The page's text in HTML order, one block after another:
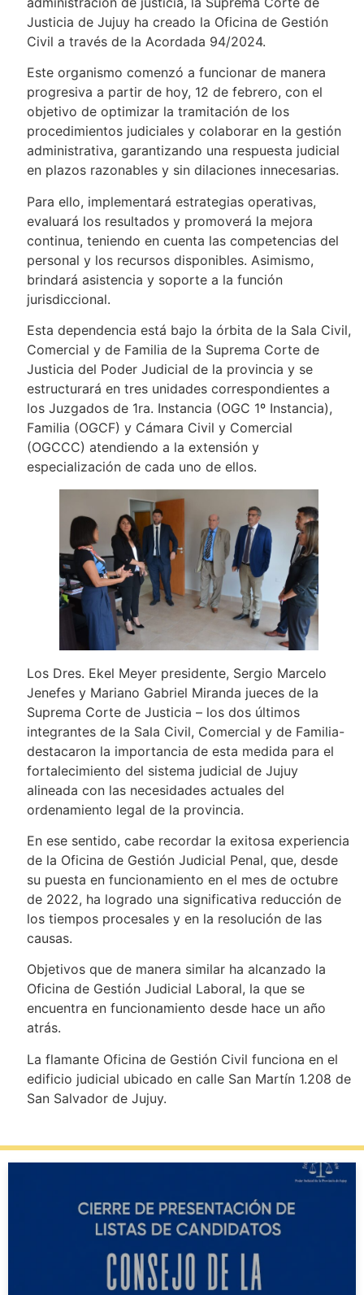
Justicia de Jujuy ha creado la Oficina de Gestión
Civil a través de la Acordada 94/2024.
Este organismo comenzó a funcionar de manera
progresiva a partir de hoy, 12 de febrero, con el
objetivo de optimizar la tramitación de los
procedimientos judiciales y colaborar en la gestión
administrativa, garantizando una respuesta judicial
en plazos razonables y sin dilaciones innecesarias.
Para ello, implementará estrategias operativas,
evaluará los resultados y promoverá la mejora
continua, teniendo en cuenta las competencias del
personal y los recursos disponibles. Asimismo,
brindará asistencia y soporte a la función
jurisdiccional.
Esta dependencia está bajo la órbita de la Sala Civil,
Comercial y de Familia de la Suprema Corte de
Justicia del Poder Judicial de la provincia y se
estructurará en tres unidades correspondientes a
los Juzgados de 1ra. Instancia (OGC 1º Instancia),
Familia (OGCF) y Cámara Civil y Comercial
(OGCCC) atendiendo a la extensión y
especialización de cada uno de ellos.
Los Dres. Ekel Meyer presidente, Sergio Marcelo
Jenefes y Mariano Gabriel Miranda jueces de la
Suprema Corte de Justicia – los dos últimos
integrantes de la Sala Civil, Comercial y de Familia-
destacaron la importancia de esta medida para el
fortalecimiento del sistema judicial de Jujuy
alineada con las necesidades actuales del
ordenamiento legal de la provincia.
En ese sentido, cabe recordar la exitosa experiencia
de la Oficina de Gestión Judicial Penal, que, desde
su puesta en funcionamiento en el mes de octubre
de 2022, ha logrado una significativa reducción de
los tiempos procesales y en la resolución de las
causas.
Objetivos que de manera similar ha alcanzado la
Oficina de Gestión Judicial Laboral, la que se
encuentra en funcionamiento desde hace un año
atrás.
La flamante Oficina de Gestión Civil funciona en el
edificio judicial ubicado en calle San Martín 1.208 de
San Salvador de Jujuy.